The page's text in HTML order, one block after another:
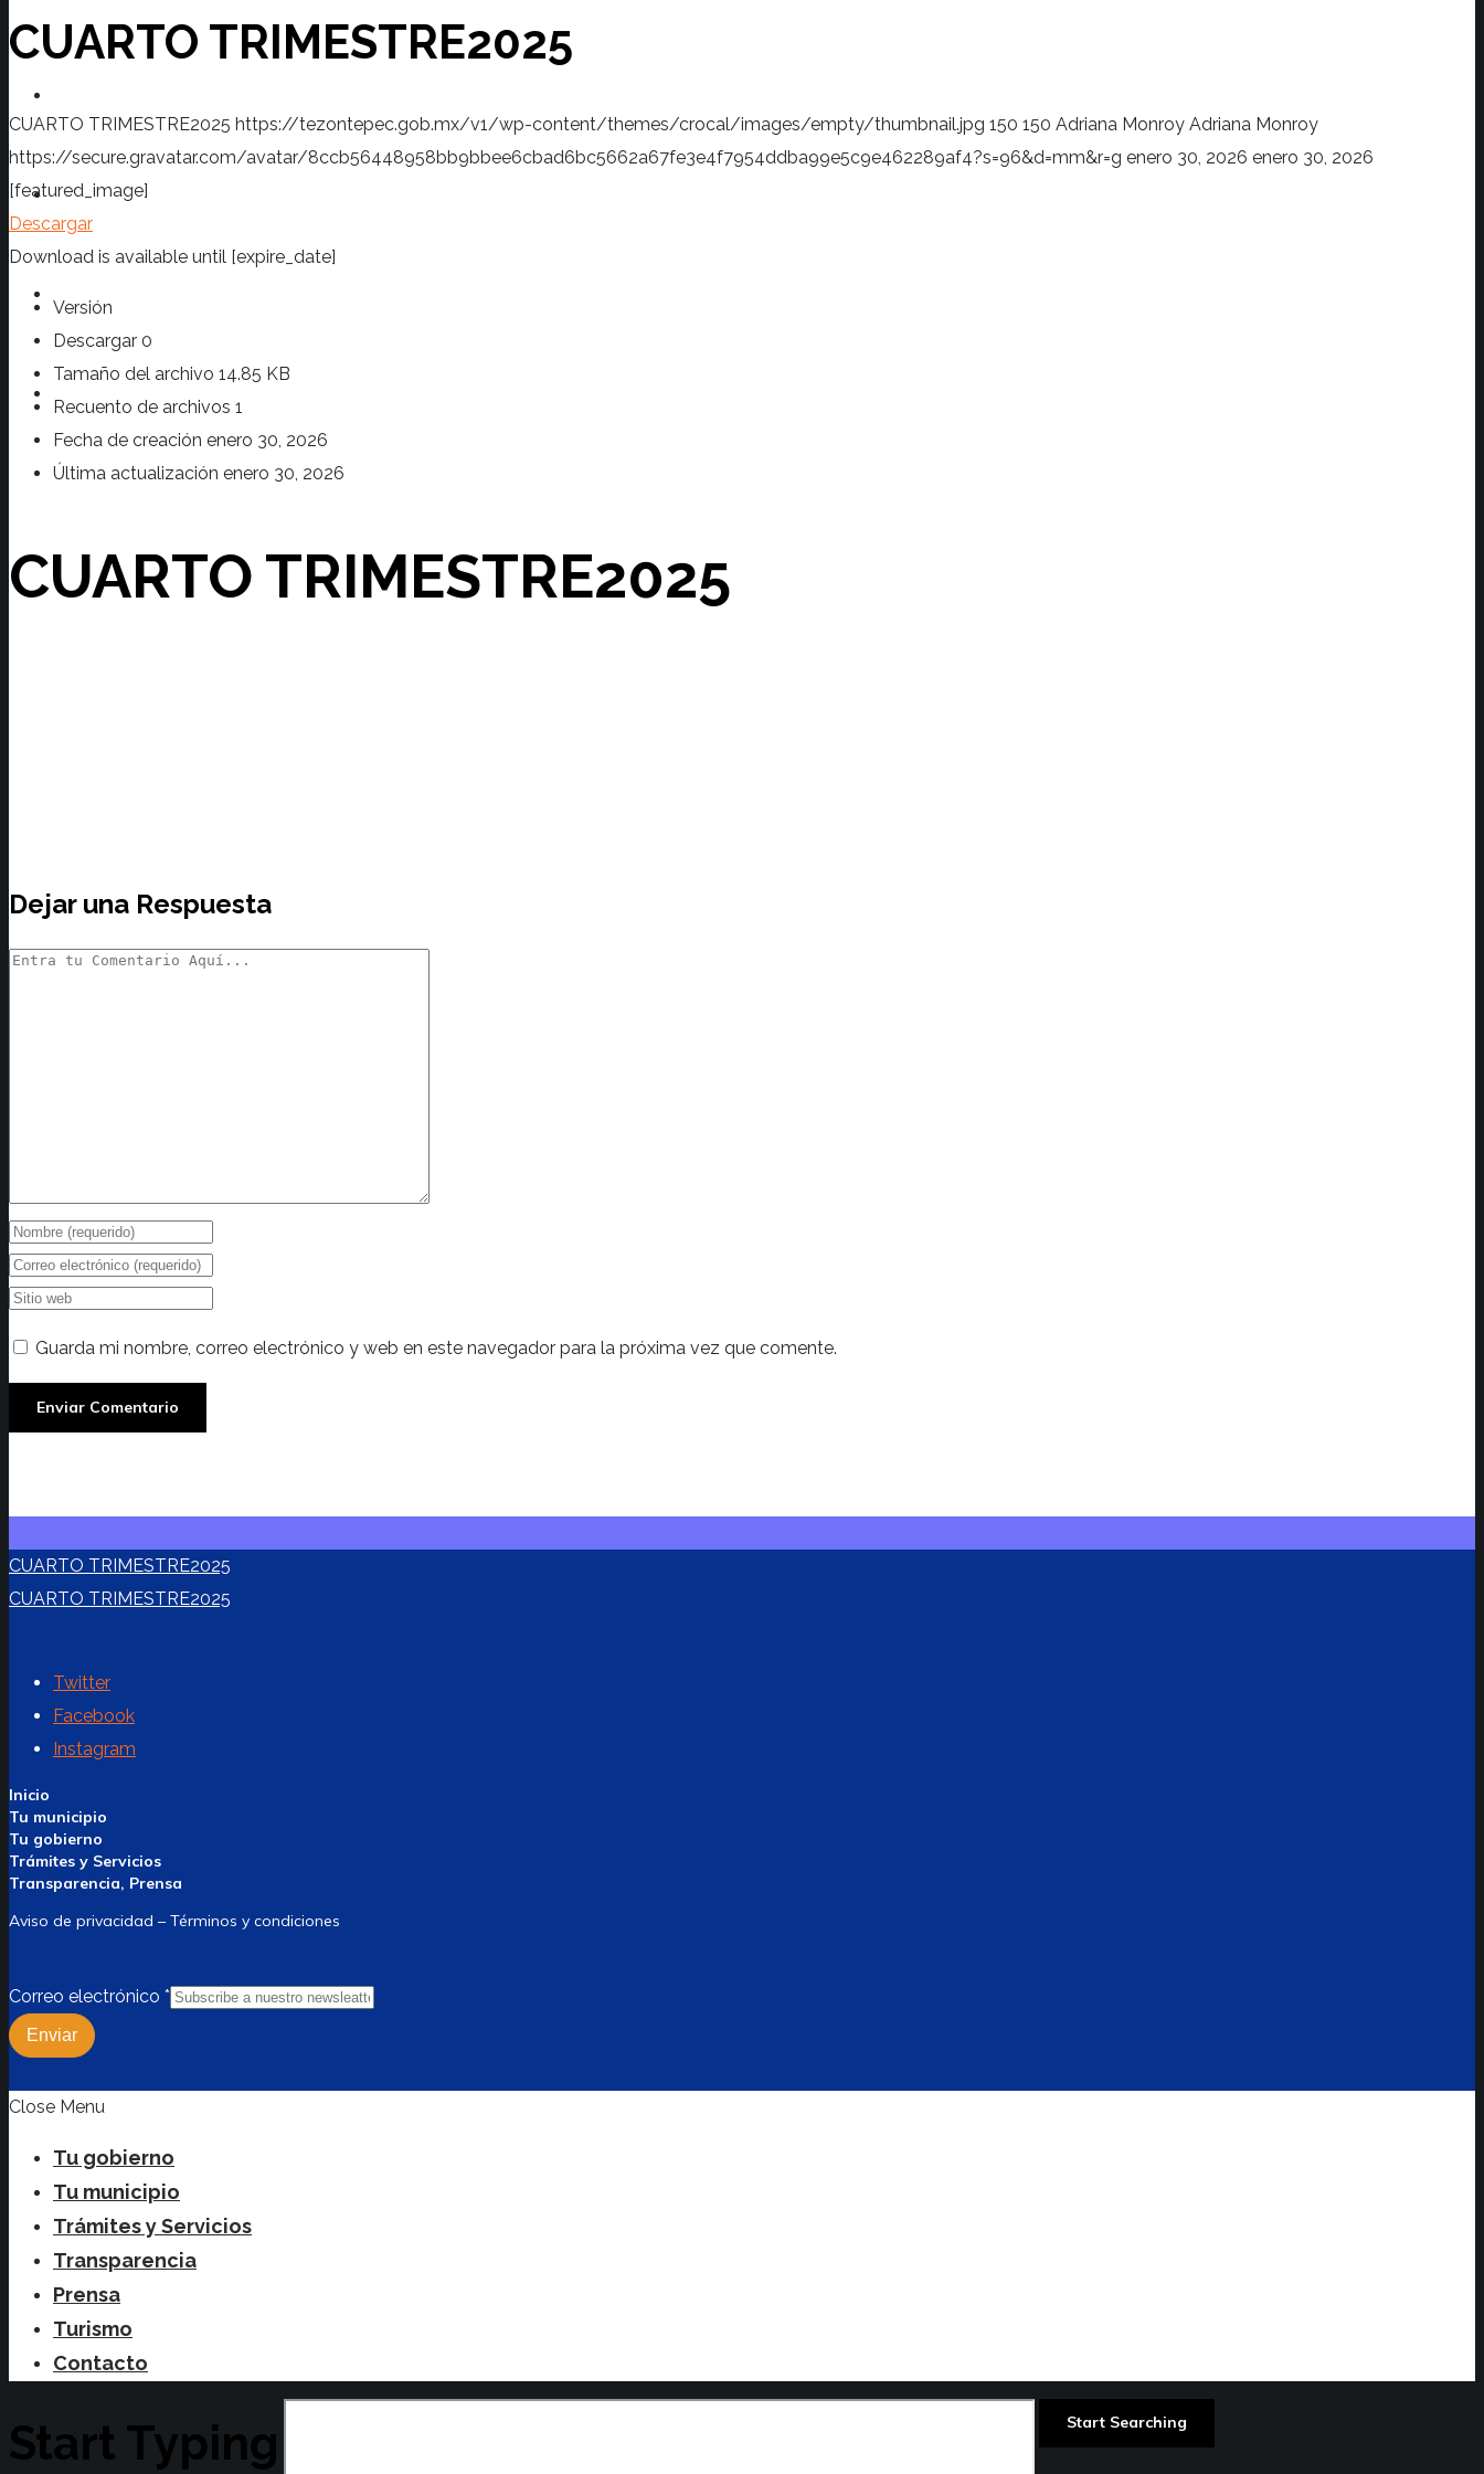
Prensa
CUARTO TRIMESTRE2025
CUARTO TRIMESTRE2025 https://tezontepec.gob.mx/v1/wp-content/themes/crocal/images/empty/thumbnail.jpg 150 150 Adriana Monroy Adriana Monroy
https://secure.gravatar.com/avatar/8ccb56448958bb9bbee6cbad6bc5662a67fe3e4f7954ddba99e5c9e462289af4?s=96&d=mm&r=g enero 30, 2026 enero 30, 2026
[featured_image]
Descargar
Download is available until [expire_date]
Versión
Descargar 0
Tamaño del archivo 14.85 KB
Recuento de archivos 1
Fecha de creación enero 30, 2026
Última actualización enero 30, 2026
CUARTO TRIMESTRE2025
Dejar una Respuesta
Guarda mi nombre, correo electrónico y web en este navegador para la próxima vez que comente.
CUARTO TRIMESTRE2025
CUARTO TRIMESTRE2025
Twitter
Facebook
Instagram
Inicio
Tu municipio
Tu gobierno
Trámites y Servicios
Transparencia, Prensa
Aviso de privacidad – Términos y condiciones
Correo electrónico *
Enviar
Close Menu
Tu gobierno
Tu municipio
Trámites y Servicios
Transparencia
Prensa
Turismo
Contacto
Start Typing